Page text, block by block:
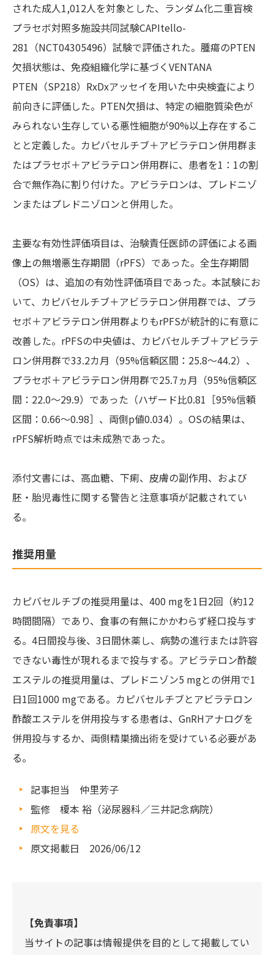
された成人1,012人を対象とした、ランダム化二重盲検
プラセボ対照多施設共同試験CAPItello-
281（NCT04305496）試験で評価された。腫瘍のPTEN
欠損状態は、免疫組織化学に基づくVENTANA
PTEN（SP218）RxDxアッセイを用いた中央検査により
前向きに評価した。PTEN欠損は、特定の細胞質染色が
みられない生存している悪性細胞が90%以上存在するこ
とと定義した。カピバセルチブ＋アビラテロン併用群ま
たはプラセボ＋アビラテロン併用群に、患者を1：1の割
合で無作為に割り付けた。アビラテロンは、プレドニゾ
ンまたはプレドニゾロンと併用した。
主要な有効性評価項目は、治験責任医師の評価による画
像上の無増悪生存期間（rPFS）であった。全生存期間
（OS）は、追加の有効性評価項目であった。本試験にお
いて、カピバセルチブ＋アビラテロン併用群では、プラ
セボ＋アビラテロン併用群よりもrPFSが統計的に有意に
改善した。rPFSの中央値は、カピバセルチブ＋アビラテ
ロン併用群で33.2カ月（95%信頼区間：25.8～44.2）、
プラセボ＋アビラテロン併用群で25.7ヵ月（95%信頼区
間：22.0～29.9）であった（ハザード比0.81［95%信頼
区間：0.66～0.98］、両側p値0.034）。OSの結果は、
rPFS解析時点では未成熟であった。
添付文書には、高血糖、下痢、皮膚の副作用、および
胚・胎児毒性に関する警告と注意事項が記載されてい
る。
推奨用量
カピバセルチブの推奨用量は、400 mgを1日2回（約12
時間間隔）であり、食事の有無にかかわらず経口投与す
る。4日間投与後、3日間休薬し、病勢の進行または許容
できない毒性が現れるまで投与する。アビラテロン酢酸
エステルの推奨用量は、プレドニゾン5 mgとの併用で1
日1回1000 mgである。カピバセルチブとアビラテロン
酢酸エステルを併用投与する患者は、GnRHアナログを
併用投与するか、両側精巣摘出術を受けている必要があ
る。
記事担当 仲里芳子
監修 榎本 裕（泌尿器科／三井記念病院）
原文を見る
原文掲載日 2026/06/12
【免責事項】
当サイトの記事は情報提供を目的として掲載してい